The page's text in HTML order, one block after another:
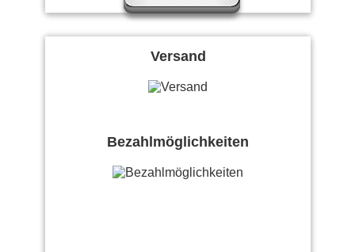
Versand
Bezahlmöglichkeiten